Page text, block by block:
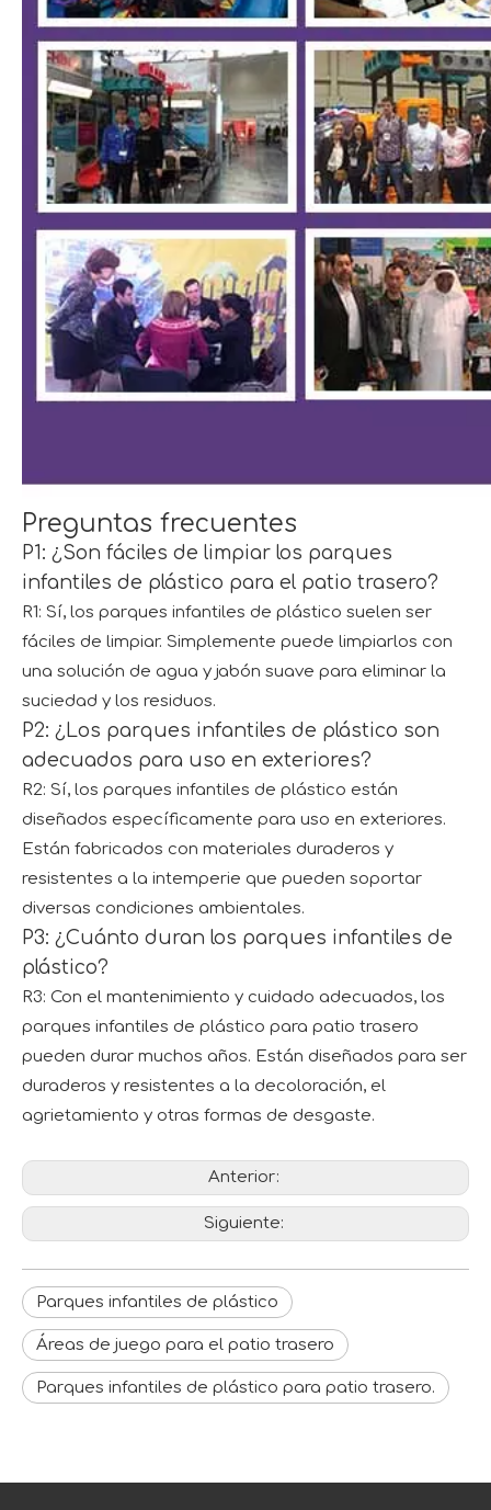
Preguntas frecuentes
P1: ¿Son fáciles de limpiar los parques
infantiles de plástico para el patio trasero?
R1: Sí, los parques infantiles de plástico suelen ser
fáciles de limpiar. Simplemente puede limpiarlos con
una solución de agua y jabón suave para eliminar la
suciedad y los residuos.
P2: ¿Los parques infantiles de plástico son
adecuados para uso en exteriores?
R2: Sí, los parques infantiles de plástico están
diseñados específicamente para uso en exteriores.
Están fabricados con materiales duraderos y
resistentes a la intemperie que pueden soportar
diversas condiciones ambientales.
P3: ¿Cuánto duran los parques infantiles de
plástico?
R3: Con el mantenimiento y cuidado adecuados, los
parques infantiles de plástico para patio trasero
pueden durar muchos años. Están diseñados para ser
duraderos y resistentes a la decoloración, el
agrietamiento y otras formas de desgaste.
Anterior:
Siguiente:
Parques infantiles de plástico
Áreas de juego para el patio trasero
Parques infantiles de plástico para patio trasero.